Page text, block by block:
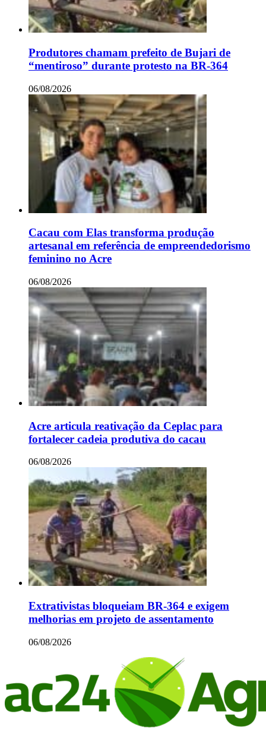
Produtores chamam prefeito de Bujari de
“mentiroso” durante protesto na BR-364
06/08/2026
Cacau com Elas transforma produção
artesanal em referência de empreendedorismo
feminino no Acre
06/08/2026
Acre articula reativação da Ceplac para
fortalecer cadeia produtiva do cacau
06/08/2026
Extrativistas bloqueiam BR-364 e exigem
melhorias em projeto de assentamento
06/08/2026